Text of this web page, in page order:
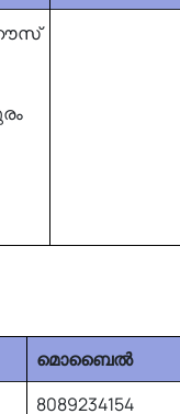
മൊബൈൽ
8089234154